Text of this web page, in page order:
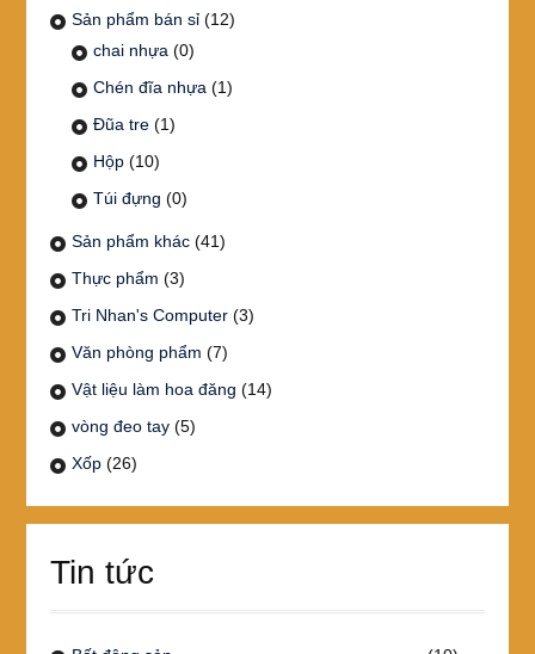
Sản phẩm bán sỉ (12)
chai nhựa (0)
Chén đĩa nhựa (1)
Đũa tre (1)
Hộp (10)
Túi đựng (0)
Sản phẩm khác (41)
Thực phẩm (3)
Tri Nhan's Computer (3)
Văn phòng phẩm (7)
Vật liệu làm hoa đăng (14)
vòng đeo tay (5)
Xốp (26)
Tin tức